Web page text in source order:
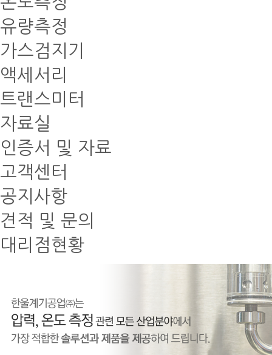
유량측정
가스검지기
액세서리
트랜스미터
자료실
인증서 및 자료
고객센터
공지사항
견적 및 문의
대리점현황